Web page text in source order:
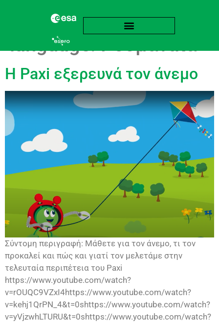
language:Ρουμανικά
Η Paxi εξερευνά τον άνεμο
Σύντομη περιγραφή: Μάθετε για τον άνεμο, τι τον
προκαλεί και πώς και γιατί τον μελετάμε στην
τελευταία περιπέτεια του Paxi
https://www.youtube.com/watch?
v=rOUQC9VZxI4https://www.youtube.com/watch?
v=kehj1QrPN_4&t=0shttps://www.youtube.com/watch?
v=yVjzwhLTURU&t=0shttps://www.youtube.com/watch?